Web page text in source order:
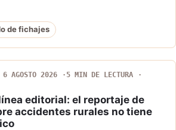
de fichajes
6 AGOSTO 2026
5 MIN DE LECTURA
editorial: el reportaje de
accidentes rurales no tiene